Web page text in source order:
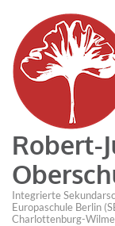
Robert-
Integrierte
Europaschule Berlin
Charlottenburg-